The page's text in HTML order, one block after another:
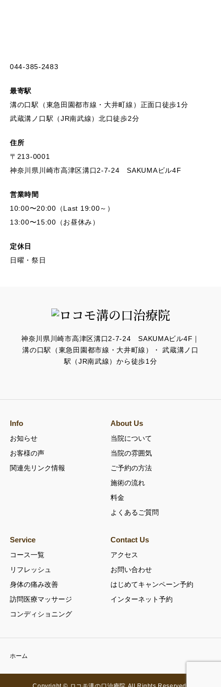
044-385-2483
最寄駅
溝の口駅（東急田園都市線・大井町線）正面口徒歩1分
武蔵溝ノ口駅（JR南武線）北口徒歩2分
住所
〒213-0001
神奈川県川崎市高津区溝口2-7-24 SAKUMAビル4F
営業時間
10:00〜20:00（Last 19:00～）
13:00〜15:00（お昼休み）
定休日
日曜・祭日
神奈川県川崎市高津区溝口2-7-24 SAKUMAビル4F｜
溝の口駅（東急田園都市線・大井町線）・ 武蔵溝ノ口
駅（JR南武線）から徒歩1分
Info
お知らせ
お客様の声
関連先リンク情報
About Us
当院について
当院の雰囲気
ご予約の方法
施術の流れ
料金
よくあるご質問
Service
コース一覧
リフレッシュ
身体の痛み改善
訪問医療マッサージ
コンディショニング
Contact Us
アクセス
お問い合わせ
はじめてキャンペーン予約
インターネット予約
ホーム